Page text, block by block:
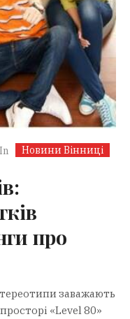
In Новини Вінниці
про
заважають
«Level 80»